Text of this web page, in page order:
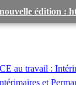
au travail :
et
édition :